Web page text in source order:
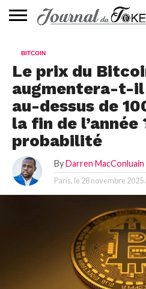
📰
EVALUATION
GUIDE
TENDANCES
À
CONTACTEZ-
BITCOIN
Le prix du
augmentera-t-il
au-dessus de
la fin de l’année
probabilité
By Darren MacConluain
Paris, le 28 novembre 2025